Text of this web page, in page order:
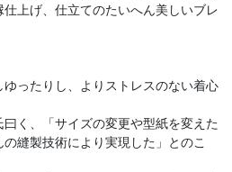
上げ、仕立てのたいへん美しいブレ
ったりし、よりストレスのない着心
く、「サイズの変更や型紙を変えた
縫製技術により実現した」とのこ